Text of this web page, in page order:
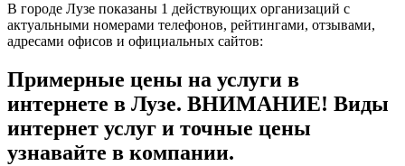
В городе Лузе показаны 1 действующих организаций с
актуальными номерами телефонов, рейтингами, отзывами,
адресами офисов и официальных сайтов:
Примерные цены на услуги в
интернете в Лузе. ВНИМАНИЕ! Виды
интернет услуг и точные цены
узнавайте в компании.